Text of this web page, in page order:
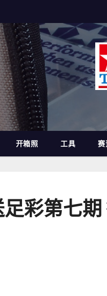
开箱照 工具 赛
彩第七期